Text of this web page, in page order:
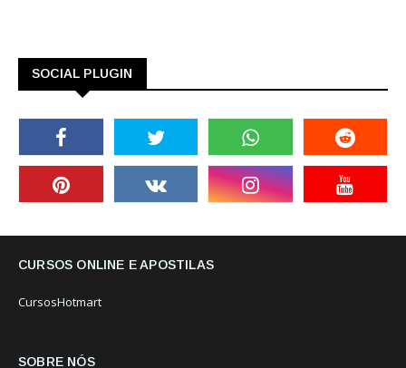
SOCIAL PLUGIN
CURSOS ONLINE E APOSTILAS
CursosHotmart
SOBRE NÓS